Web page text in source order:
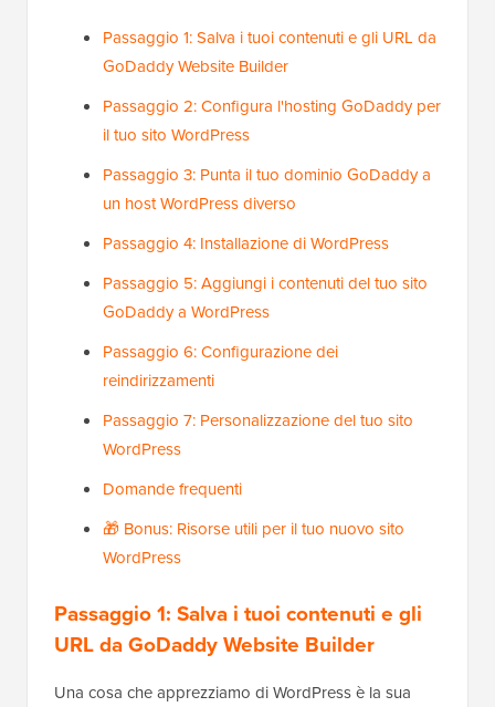
Passaggio 1: Salva i tuoi contenuti e gli URL da
GoDaddy Website Builder
Passaggio 2: Configura l'hosting GoDaddy per
il tuo sito WordPress
Passaggio 3: Punta il tuo dominio GoDaddy a
un host WordPress diverso
Passaggio 4: Installazione di WordPress
Passaggio 5: Aggiungi i contenuti del tuo sito
GoDaddy a WordPress
Passaggio 6: Configurazione dei
reindirizzamenti
Passaggio 7: Personalizzazione del tuo sito
WordPress
Domande frequenti
🎁 Bonus: Risorse utili per il tuo nuovo sito
WordPress
Passaggio 1: Salva i tuoi contenuti e gli
URL da GoDaddy Website Builder
Una cosa che apprezziamo di WordPress è la sua